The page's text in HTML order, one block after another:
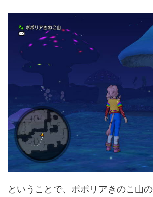
ということで、ポポリアきのこ山